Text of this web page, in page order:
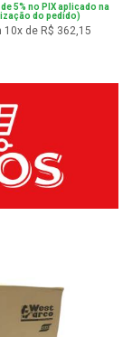
5% no PIX aplicado na
do pedido)
10x de R$ 362,15